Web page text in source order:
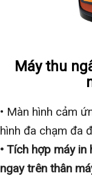
Máy thu
• Màn hình cảm
hình đa chạm đa
• Tích hợp máy
ngay trên thân